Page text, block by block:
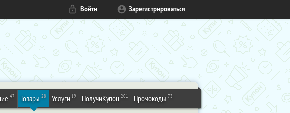
Войти Зарегистрироваться
47 Товары 28 Услуги 19 ПолучиКупон 201 Промокоды 73